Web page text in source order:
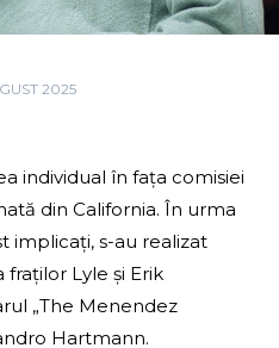
2025
individual în fața comisiei
din California. În urma
implicați, s-au realizat
fraților Lyle și Erik
„The Menendez
Hartmann.